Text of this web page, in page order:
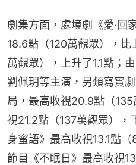
劇集方面，處境劇《愛‧回
18.6點（120萬觀眾），比
萬觀眾），上升了1.1點；
劉佩玥等主演，另類寫實
局，最高收視20.9點（
視21.2點（137萬觀眾），
身蜜語》最高收視13.1點
節目《不眠日》最高收視